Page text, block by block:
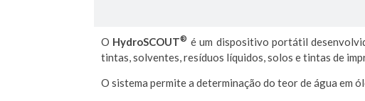
O HydroSCOUT® é um dispositivo portátil
tintas, solventes, resíduos líquidos, solos e tintas de
O sistema permite a determinação do teor de água em